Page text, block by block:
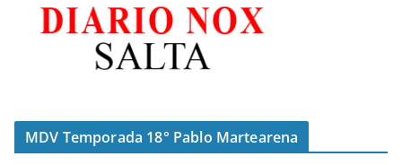
MDV Temporada 18° Pablo Martearena